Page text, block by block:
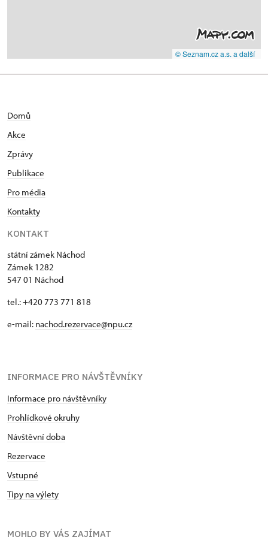
© Seznam.cz a.s. a další
Domů
Akce
Zprávy
Publikace
Pro média
Kontakty
KONTAKT
státní zámek Náchod
Zámek 1282
547 01 Náchod
tel.: +420 773 771 818
e-mail: nachod.rezervace@npu.cz
INFORMACE PRO NÁVŠTĚVNÍKY
Informace pro návštěvníky
Prohlídkové okruhy
Návštěvní doba
Rezervace
Vstupné
Tipy na výlety
MOHLO BY VÁS ZAJÍMAT